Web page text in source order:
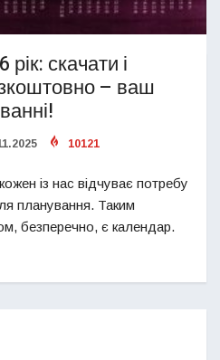
скачати і
– ваш
10121
із нас відчуває потребу
планування. Таким
безперечно, є календар.